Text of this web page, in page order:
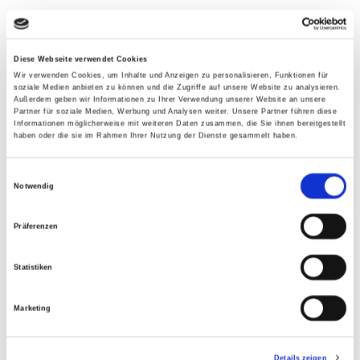
Diese Webseite verwendet Cookies
Wir verwenden Cookies, um Inhalte und Anzeigen zu personalisieren, Funktionen für
soziale Medien anbieten zu können und die Zugriffe auf unsere Website zu analysieren.
Außerdem geben wir Informationen zu Ihrer Verwendung unserer Website an unsere
Partner für soziale Medien, Werbung und Analysen weiter. Unsere Partner führen diese
Informationen möglicherweise mit weiteren Daten zusammen, die Sie ihnen bereitgestellt
haben oder die sie im Rahmen Ihrer Nutzung der Dienste gesammelt haben.
Notwendig
Präferenzen
Statistiken
Marketing
Details zeigen
mittelalterlichen, auf einem steilen Kalkfelsen
inmitten der Stolberger Altstadt in Stolberg
(Rheinland) thronenden Burg Stolberg statt.
Trinksprüche, mittelalterliche Musik mit Flöte,
Klampfe und Gesang und eine Feuershow
begleiteten die Gäste beim mittelalterlichen
Festessen in einem der Rittersäle. Hoch oben in
Veranstaltung mit engagierten Gesprächen aus.
Besuch des Produktionsstandortes
Deutschland
Am nächsten Tag stimmte Christoph Baier,